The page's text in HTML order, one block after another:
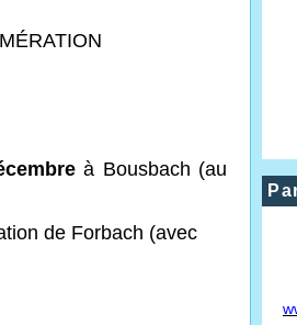
à Bousbach (au
de Forbach (avec